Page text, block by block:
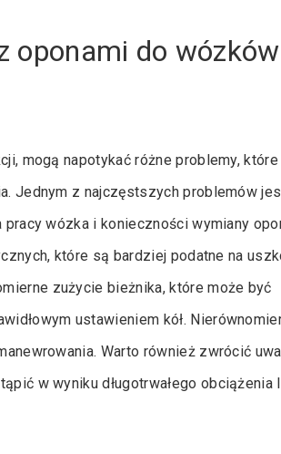
oponami do wózków
mogą napotykać różne problemy, które
Jednym z najczęstszych problemów
wózka i konieczności wymiany
które są bardziej podatne na
zużycie bieżnika, które może być
ustawieniem kół.
Warto również zwrócić
w wyniku długotrwałego obciążenia